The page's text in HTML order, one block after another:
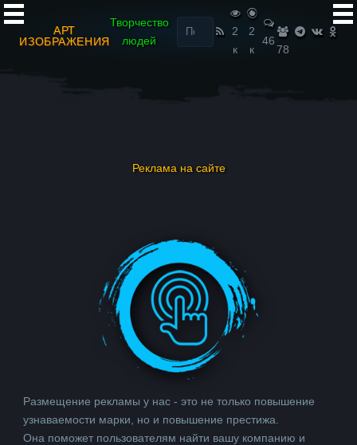
АРТ
ИЗОБРАЖЕНИЯ
Творчество
людей
Найти:
2
к
2
к
46
78
Реклама на сайте
Размещение рекламы у нас ‐ это не только повышение
узнаваемости марки, но и повышение престижа.
Она поможет пользователям найти вашу компанию и